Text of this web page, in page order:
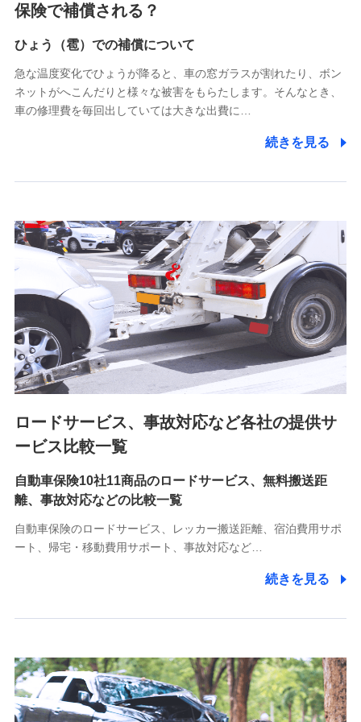
被紹介者への連絡、及び当社と取引のあるもしくは委託を受
けている保険会社・提携会社の保険その他に関する情報を提
供し、金融商品等の契約を勧奨するため
アンケートやキャンペーン等の実施のため
上記に係る連絡・手続き・管理等付帯業務を行うため
5.通話録音にて取得する情報
7.社員（従業者）の個人情報
人事･勤怠･健康・労務等の管理、給与支給、福利厚生・採用
退職関連処理等の各種手続きのため、当社と従業員または従
業員同士の連絡のため
8.取引先個人情報
取引先としての選定業務、営業情報の提供業務、契約締結手
続き業務、取引管理業務、およびこれらに準ずる業務の遂行
のため
9.お問い合わせ情報
各種お問い合わせに対応するため
10.受託業務の 個人情報
受託業務の遂行およびこれらに準ずる業務の遂行のため
11.マイカー通勤管理クラウド並びに法人向けASPサー
をお送りするため
分析するため
当社の対応品質向上やお問い合わせ内容の正確な把握のため
個人情報保護管理者の職名、連絡先
保険で補償される？
ひょう（雹）での補償について
急な温度変化でひょうが降ると、車の窓ガラスが割れたり、ボン
ネットがへこんだりと様々な被害をもらたします。そんなとき、
車の修理費を毎回出していては大きな出費に…
続きを見る
ロードサービス、事故対応など各社の提供サ
ービス比較一覧
自動車保険10社11商品のロードサービス、無料搬送距
離、事故対応などの比較一覧
自動車保険のロードサービス、レッカー搬送距離、宿泊費用サポ
ート、帰宅・移動費用サポート、事故対応など…
続きを見る